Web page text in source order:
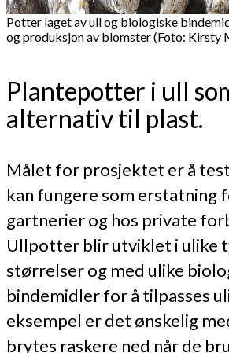
Potter laget av ull og biologiske
og produksjon av blomster (Foto: Kirsty
Plantepotter i ull
alternativ til plast.
Målet for prosjektet er å
kan fungere som erstatning
gartnerier og hos private
Ullpotter blir utviklet i ulike
størrelser og med ulike
bindemidler for å tilpasses
eksempel er det ønskelig
brytes raskere ned når de